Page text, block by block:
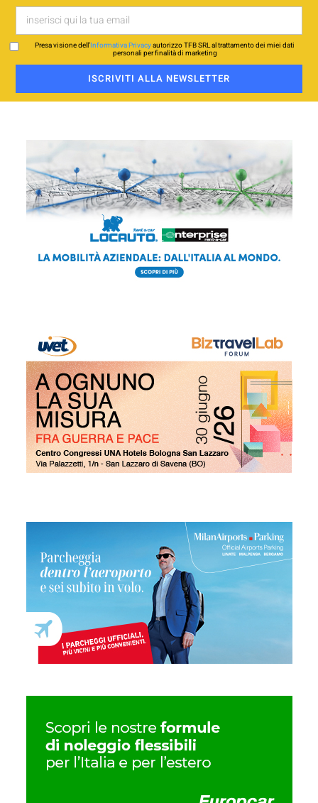
Presa visione dell’Informativa Privacyautorizzo TFB SRL al trattamento dei miei dati
personali per finalità di marketing
ISCRIVITI ALLA NEWSLETTER